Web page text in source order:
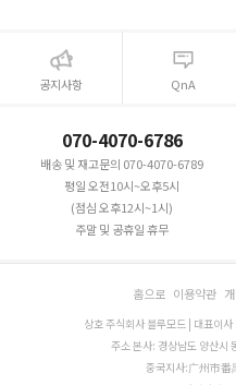
공지사항 QnA
070-4070-6786
배송 및 재고문의 070-4070-6789
평일 오전10시~오후5시
(점심 오후12시~1시)
주말 및 공휴일 휴무
홈으로 이용약관
상호 주식회사 블루모드 | 대표이
주소 본사: 경상남도 양산시
중국지사:广州市